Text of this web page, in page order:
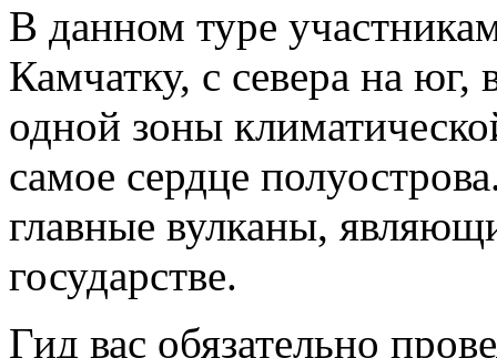
В данном туре
Камчатку, с севера на юг,
одной зоны
самое сердце
главные вулканы,
государстве.
Гид вас обязательно